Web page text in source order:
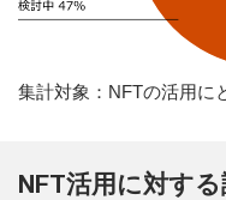
集計対象：NFTの活用に
NFT活用に対す